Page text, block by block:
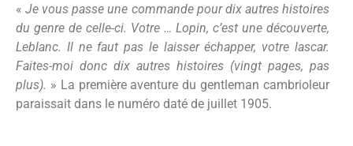
« Je vous passe une commande pour dix autres histoires
du genre de celle-ci. Votre … Lopin, c’est une découverte,
Leblanc. Il ne faut pas le laisser échapper, votre lascar.
Faites-moi donc dix autres histoires (vingt pages, pas
plus). » La première aventure du gentleman cambrioleur
paraissait dans le numéro daté de juillet 1905.